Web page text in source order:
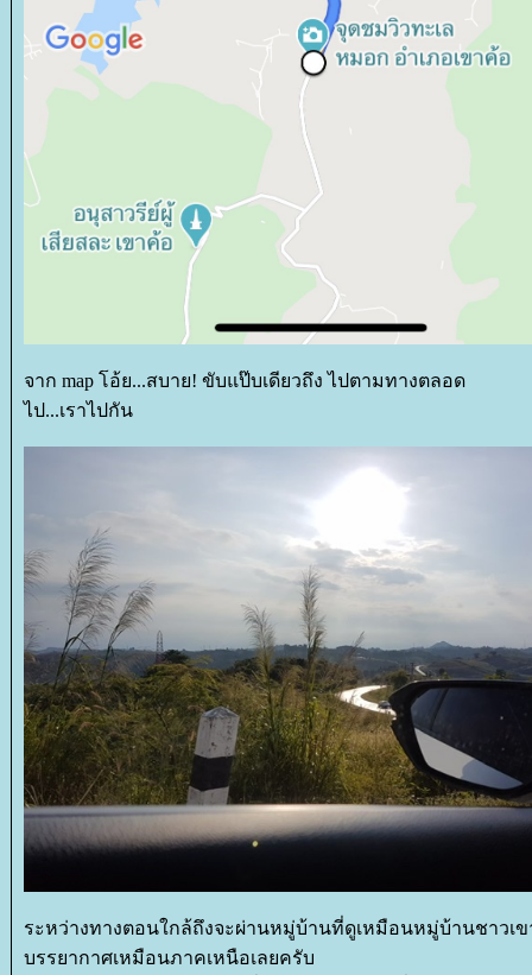
จาก map โอ้ย...สบาย! ขับแป๊บเดียวถึง ไปตามทางตลอด
ไป...เราไปกัน
ระหว่างทางตอนใกล้ถึงจะผ่านหมู่บ้านที่ดูเหมือนหมู่บ้านชาวเ
บรรยากาศเหมือนภาคเหนือเลยครับ